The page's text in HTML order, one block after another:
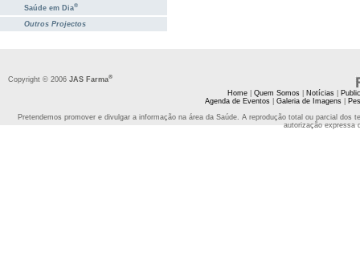
Saúde em Dia®
Outros Projectos
Copyright © 2006 JAS Farma®
Home| Quem Somos| Notícias|
Agenda de Eventos| Galeria de Imagens|
Pretendemos promover e divulgar a informação na área da Saúde. A reprodução total ou parcial
autorização expressa